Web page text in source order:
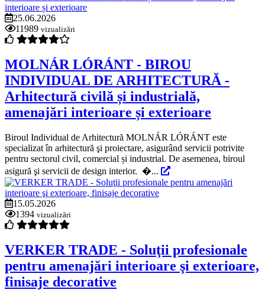
25.06.2026
11989 vizualizări
MOLNÁR LÓRÁNT - BIROU
INDIVIDUAL DE ARHITECTURĂ -
Arhitectură civilă și industrială,
amenajări interioare și exterioare
Biroul Individual de Arhitectură MOLNÁR LÓRÁNT este
specializat în arhitectură şi proiectare, asigurând servicii potrivite
pentru sectorul civil, comercial și industrial. De asemenea, biroul
asigură şi servicii de design interior. �...
15.05.2026
1394 vizualizări
VERKER TRADE - Soluţii profesionale
pentru amenajări interioare şi exterioare,
finisaje decorative